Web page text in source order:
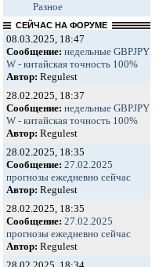
Разное
СЕЙЧАС НА ФОРУМЕ
08.03.2025, 18:47
Сообщение: недельные GBPJPY
W - китайская точность 100%
Автор: Regulest
28.02.2025, 18:37
Сообщение: недельные GBPJPY
W - китайская точность 100%
Автор: Regulest
28.02.2025, 18:35
Сообщение: 27.02.2025
прогнозы ежедневно сейчас
Автор: Regulest
28.02.2025, 18:35
Сообщение: 27.02.2025
прогнозы ежедневно сейчас
Автор: Regulest